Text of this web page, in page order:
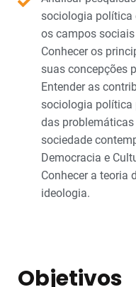
sociologia política
os campos
Conhecer os
suas concepções
Entender as
sociologia política
das
sociedade
Democracia e
Conhecer a teoria
ideologia.
Objetivos